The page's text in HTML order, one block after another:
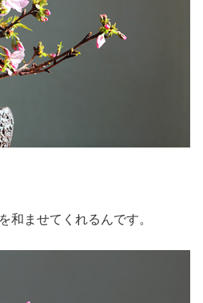
和ませてくれるんです。